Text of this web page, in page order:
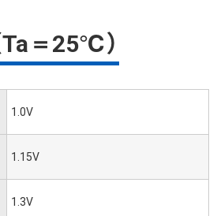
＝25℃）
1.0V
1.15V
1.3V